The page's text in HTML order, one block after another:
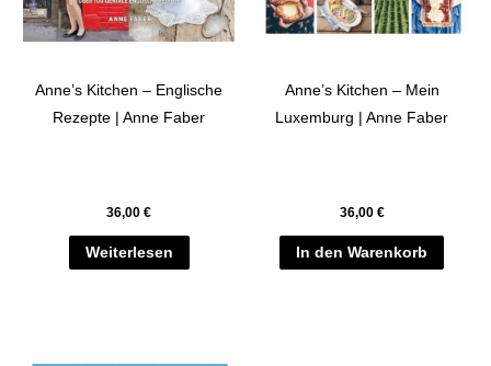
Anne’s Kitchen – Englische
Rezepte | Anne Faber
36,00€
Weiterlesen
Anne’s Kitchen – Mein
Luxemburg | Anne Faber
36,00 €
In den Warenkorb